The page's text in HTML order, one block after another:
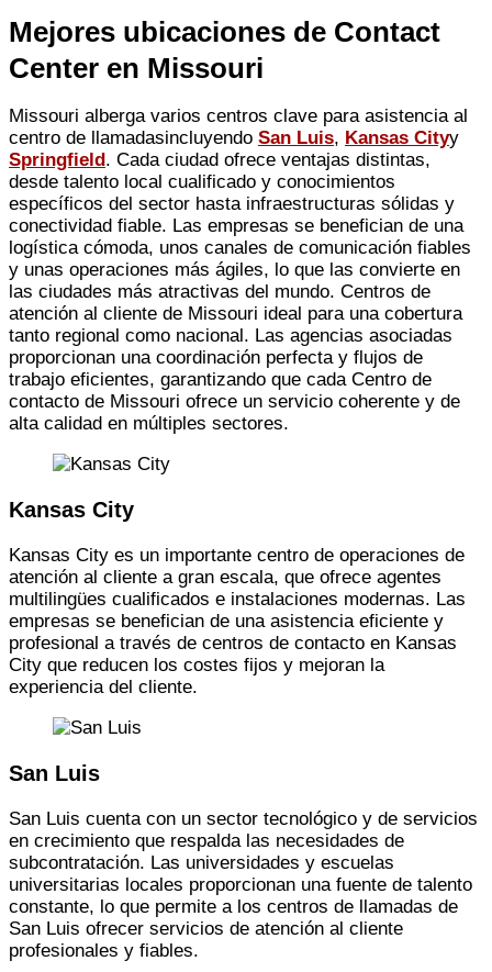
Mejores ubicaciones de Contact
Center en Missouri
Missouri alberga varios centros clave para asistencia al
centro de llamadasincluyendo San Luis, Kansas Cityy
Springfield. Cada ciudad ofrece ventajas distintas,
desde talento local cualificado y conocimientos
específicos del sector hasta infraestructuras sólidas y
conectividad fiable. Las empresas se benefician de una
logística cómoda, unos canales de comunicación fiables
y unas operaciones más ágiles, lo que las convierte en
las ciudades más atractivas del mundo. Centros de
atención al cliente de Missouri ideal para una cobertura
tanto regional como nacional. Las agencias asociadas
proporcionan una coordinación perfecta y flujos de
trabajo eficientes, garantizando que cada Centro de
contacto de Missouri ofrece un servicio coherente y de
alta calidad en múltiples sectores.
Kansas City
Kansas City es un importante centro de operaciones de
atención al cliente a gran escala, que ofrece agentes
multilingües cualificados e instalaciones modernas. Las
empresas se benefician de una asistencia eficiente y
profesional a través de centros de contacto en Kansas
City que reducen los costes fijos y mejoran la
experiencia del cliente.
San Luis
San Luis cuenta con un sector tecnológico y de servicios
en crecimiento que respalda las necesidades de
subcontratación. Las universidades y escuelas
universitarias locales proporcionan una fuente de talento
constante, lo que permite a los centros de llamadas de
San Luis ofrecer servicios de atención al cliente
profesionales y fiables.